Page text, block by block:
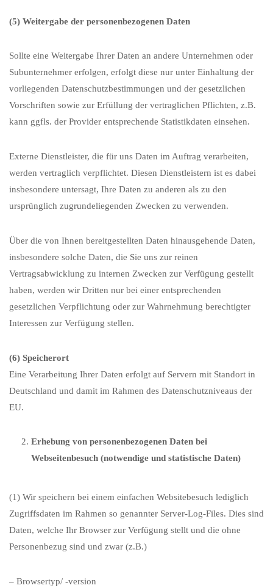
(5) Weitergabe der personenbezogenen Daten
Sollte eine Weitergabe Ihrer Daten an andere Unternehmen oder
Subunternehmer erfolgen, erfolgt diese nur unter Einhaltung der
vorliegenden Datenschutzbestimmungen und der gesetzlichen
Vorschriften sowie zur Erfüllung der vertraglichen Pflichten, z.B.
kann ggfls. der Provider entsprechende Statistikdaten einsehen.
Externe Dienstleister, die für uns Daten im Auftrag verarbeiten,
werden vertraglich verpflichtet. Diesen Dienstleistern ist es dabei
insbesondere untersagt, Ihre Daten zu anderen als zu den
ursprünglich zugrundeliegenden Zwecken zu verwenden.
Über die von Ihnen bereitgestellten Daten hinausgehende Daten,
insbesondere solche Daten, die Sie uns zur reinen
Vertragsabwicklung zu internen Zwecken zur Verfügung gestellt
haben, werden wir Dritten nur bei einer entsprechenden
gesetzlichen Verpflichtung oder zur Wahrnehmung berechtigter
Interessen zur Verfügung stellen.
(6) Speicherort
Eine Verarbeitung Ihrer Daten erfolgt auf Servern mit Standort in
Deutschland und damit im Rahmen des Datenschutzniveaus der
EU.
Erhebung von personenbezogenen Daten bei
Webseitenbesuch (notwendige und statistische Daten)
(1) Wir speichern bei einem einfachen Websitebesuch lediglich
Zugriffsdaten im Rahmen so genannter Server-Log-Files. Dies sind
Daten, welche Ihr Browser zur Verfügung stellt und die ohne
Personenbezug sind und zwar (z.B.)
– Browsertyp/ -version